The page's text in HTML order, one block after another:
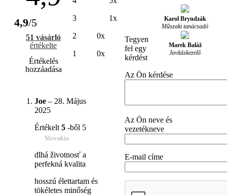
4,9/5
51 vásárló
értékelte
Értékelés
hozzáadása
3 1x
2 0x
1 0x
Joe – 28. Május
2025
Értékelt 5 -ből 5
Slovakia
dlhá životnosť a
perfekná kvalita
hosszú élettartam és
tökéletes minőség
Karol Bryndzák
Műszaki tanácsadó
Marek Baláž
Javításkezelő
Tegyen
fel egy
kérdést
Az Ön kérdése
Az Ön neve és
vezetékneve
E-mail címe